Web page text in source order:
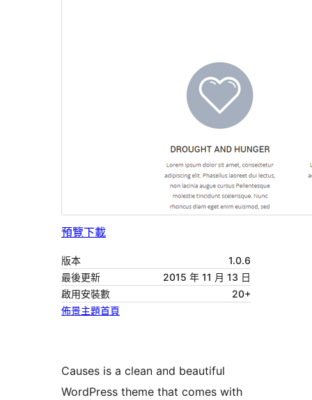
預覽下載
版本
1.0.6
最後更新
2015 年 11 月 13 日
啟用安裝數
20+
佈景主題首頁
Causes is a clean and beautiful
WordPress theme that comes with